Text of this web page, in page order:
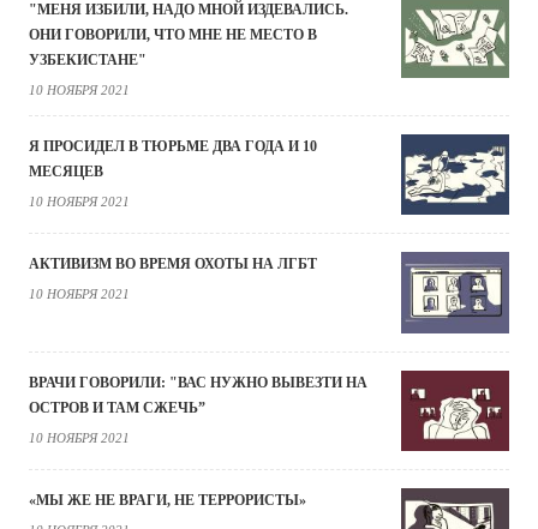
"МЕНЯ ИЗБИЛИ, НАДО МНОЙ ИЗДЕВАЛИСЬ.
ОНИ ГОВОРИЛИ, ЧТО МНЕ НЕ МЕСТО В
УЗБЕКИСТАНЕ"
10 НОЯБРЯ 2021
Я ПРОСИДЕЛ В ТЮРЬМЕ ДВА ГОДА И 10
МЕСЯЦЕВ
10 НОЯБРЯ 2021
АКТИВИЗМ ВО ВРЕМЯ ОХОТЫ НА ЛГБТ
10 НОЯБРЯ 2021
ВРАЧИ ГОВОРИЛИ: "ВАС НУЖНО ВЫВЕЗТИ НА
ОСТРОВ И ТАМ СЖЕЧЬ”
10 НОЯБРЯ 2021
«МЫ ЖЕ НЕ ВРАГИ, НЕ ТЕРРОРИСТЫ»